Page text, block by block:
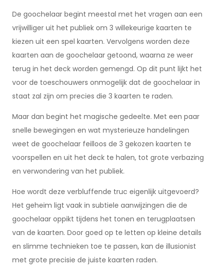
De goochelaar begint meestal met het vragen aan een
vrijwilliger uit het publiek om 3 willekeurige kaarten te
kiezen uit een spel kaarten. Vervolgens worden deze
kaarten aan de goochelaar getoond, waarna ze weer
terug in het deck worden gemengd. Op dit punt lijkt het
voor de toeschouwers onmogelijk dat de goochelaar in
staat zal zijn om precies die 3 kaarten te raden.
Maar dan begint het magische gedeelte. Met een paar
snelle bewegingen en wat mysterieuze handelingen
weet de goochelaar feilloos de 3 gekozen kaarten te
voorspellen en uit het deck te halen, tot grote verbazing
en verwondering van het publiek.
Hoe wordt deze verbluffende truc eigenlijk uitgevoerd?
Het geheim ligt vaak in subtiele aanwijzingen die de
goochelaar oppikt tijdens het tonen en terugplaatsen
van de kaarten. Door goed op te letten op kleine details
en slimme technieken toe te passen, kan de illusionist
met grote precisie de juiste kaarten raden.